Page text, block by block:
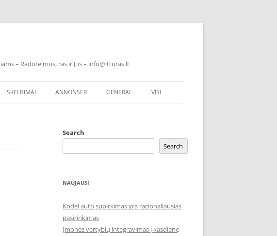
– Radote mus, ras ir Jus – info@itturas.lt
SKELBIMAI ANNONSER GENERAL VISI
Search
Search
NAUJAUSI
Kodėl auto supirkimas yra racionaliausias
pasirinkimas
Įmonės vertybių integravimas į kasdienę